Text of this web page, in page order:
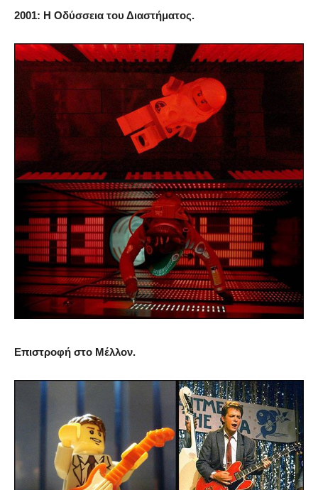
2001: Η Οδύσσεια του Διαστήματος.
Επιστροφή στο Μέλλον.